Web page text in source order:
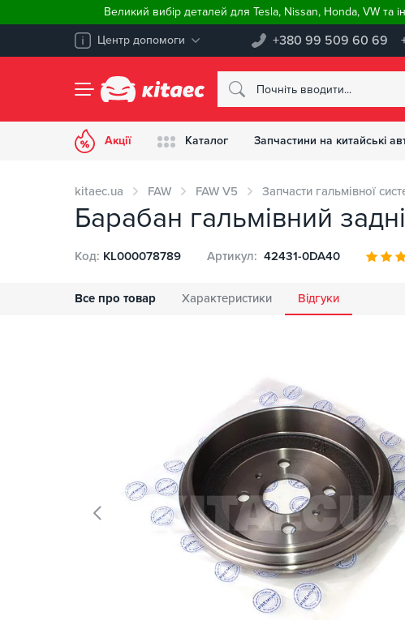
Великий вибір деталей для Tesla, Nissan, Honda, VW та
Центр допомоги +380 99 509 60 69
Акції Каталог Запчастини на китайські
kitaec.ua FAW FAW V5 Запчасти гальмівної
Барабан гальмівний
Все про товар Характеристики Відгуки
Код: KL000078789 Артикул: 42431-0DA40